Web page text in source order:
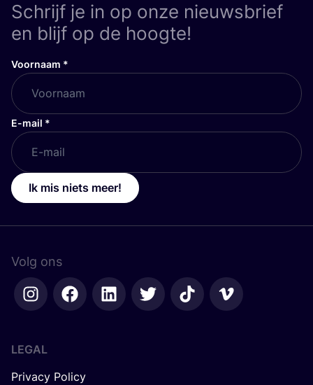
Schrijf je in op onze nieuwsbrief
en blijf op de hoogte!
Voornaam *
E-mail *
Ik mis niets meer!
Volg ons
LEGAL
Privacy Policy